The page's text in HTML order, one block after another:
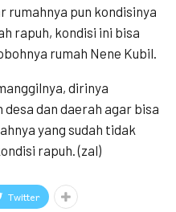
rumahnya pun kondisinya
rapuh, kondisi ini bisa
rumah Nene Kubil.
dirinya
dan daerah agar bisa
yang sudah tidak
rapuh. (zal)
Twitter